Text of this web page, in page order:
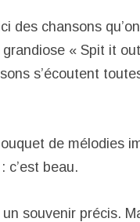
des chansons
« Spit it
s’écoutent
de mélodies
c’est beau.
souvenir précis.